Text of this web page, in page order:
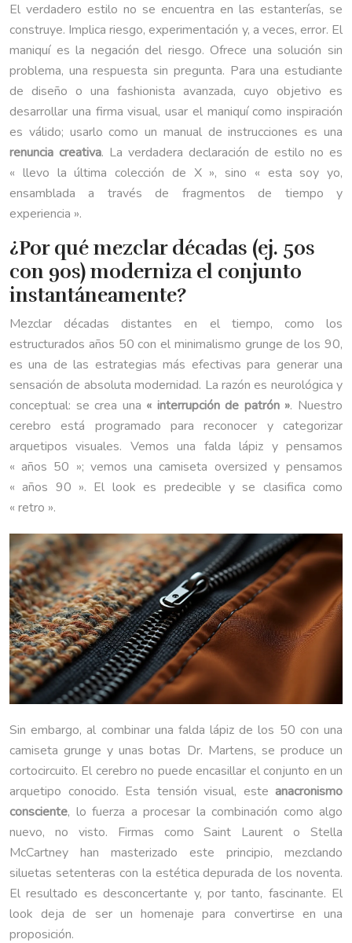
El verdadero estilo no se encuentra en las estanterías, se
construye. Implica riesgo, experimentación y, a veces, error. El
maniquí es la negación del riesgo. Ofrece una solución sin
problema, una respuesta sin pregunta. Para una estudiante
de diseño o una fashionista avanzada, cuyo objetivo es
desarrollar una firma visual, usar el maniquí como inspiración
es válido; usarlo como un manual de instrucciones es una
renuncia creativa. La verdadera declaración de estilo no es
« llevo la última colección de X », sino « esta soy yo,
ensamblada a través de fragmentos de tiempo y
experiencia ».
¿Por qué mezclar décadas (ej. 50s
con 90s) moderniza el conjunto
instantáneamente?
Mezclar décadas distantes en el tiempo, como los
estructurados años 50 con el minimalismo grunge de los 90,
es una de las estrategias más efectivas para generar una
sensación de absoluta modernidad. La razón es neurológica y
conceptual: se crea una « interrupción de patrón ». Nuestro
cerebro está programado para reconocer y categorizar
arquetipos visuales. Vemos una falda lápiz y pensamos
« años 50 »; vemos una camiseta oversized y pensamos
« años 90 ». El look es predecible y se clasifica como
« retro ».
Sin embargo, al combinar una falda lápiz de los 50 con una
camiseta grunge y unas botas Dr. Martens, se produce un
cortocircuito. El cerebro no puede encasillar el conjunto en un
arquetipo conocido. Esta tensión visual, este anacronismo
consciente, lo fuerza a procesar la combinación como algo
nuevo, no visto. Firmas como Saint Laurent o Stella
McCartney han masterizado este principio, mezclando
siluetas setenteras con la estética depurada de los noventa.
El resultado es desconcertante y, por tanto, fascinante. El
look deja de ser un homenaje para convertirse en una
proposición.